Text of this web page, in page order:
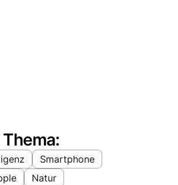
Smartphone
Natur